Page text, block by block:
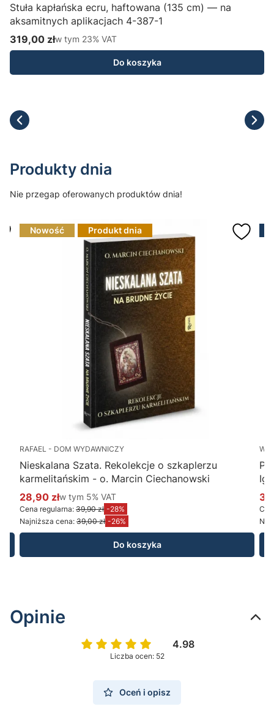
Stuła kapłańska ecru, haftowana (135 cm) — na
aksamitnych aplikacjach 4-387-1
Cena brutto
319,00 złw tym %s VAT
w tym 23% VAT
Do koszyka
Produkty dnia
Nie przegap oferowanych produktów dnia!
Nowość Produkt dnia
RAFAEL - DOM WYDAWNICZY
Nieskalana Szata. Rekolekcje o szkaplerzu
karmelitańskim - o. Marcin Ciechanowski
Cena promocyjna brutto
28,90 złw tym %s VAT
w tym 5% VAT
Cena regularna: 39,90 zł -28%
Najniższa cena: 39,00 zł -26%
Do koszyka
Opinie
4.98
Liczba ocen: 52
Oceń i opisz